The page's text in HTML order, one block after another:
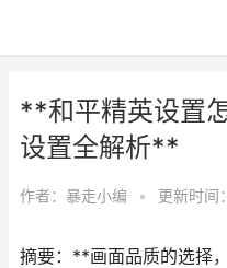
**和平精英设置
设置全解析**
作者： 暴走小编 • 更新时
摘要：**画面品质的选择